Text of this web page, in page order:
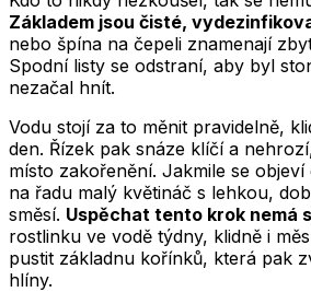
Základem jsou čisté,
nebo špína na čepeli znamenají
Spodní listy se odstraní, aby byl
nezačal hnít.
Vodu stojí za to měnit pravidelně,
den. Řízek pak snáze klíčí a
místo zakořenění. Jakmile se
na řadu malý květináč s lehkou,
směsí. Uspěchat tento krok nemá
rostlinku ve vodě týdny, klidně i
pustit základnu kořínků, která pak
hlíny.